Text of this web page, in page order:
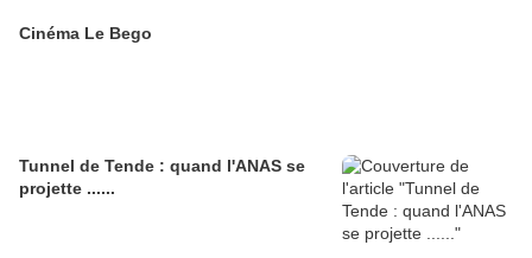
Cinéma Le Bego
Tunnel de Tende : quand l'ANAS se
projette ......